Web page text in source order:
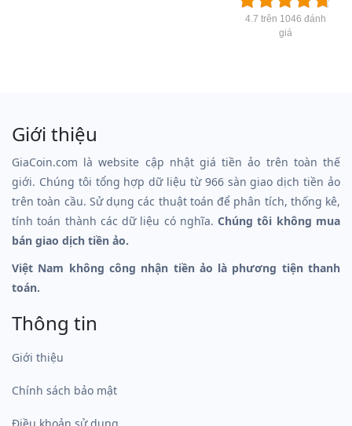
4.7 trên 1046 đánh
giá
Giới thiệu
GiaCoin.com là website cập nhật giá tiền ảo trên toàn thế
giới. Chúng tôi tổng hợp dữ liệu từ 966 sàn giao dịch tiền ảo
trên toàn cầu. Sử dụng các thuật toán để phân tích, thống kê,
tính toán thành các dữ liệu có nghĩa.Chúng tôi không mua
bán giao dịch tiền ảo.
Việt Nam không công nhận tiền ảo là phương tiện thanh
toán.
Thông tin
Giới thiệu
Chính sách bảo mật